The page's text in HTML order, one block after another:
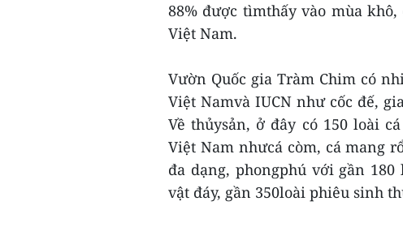
88% được tìmthấy vào mùa
Việt Nam.
Vườn Quốc gia Tràm Chim có
Việt Namvà IUCN như cốc đế,
Về thủysản, ở đây có 150 loài
Việt Nam nhưcá còm, cá mang
đa dạng, phongphú với gần
vật đáy, gần 350loài phiêu sinh